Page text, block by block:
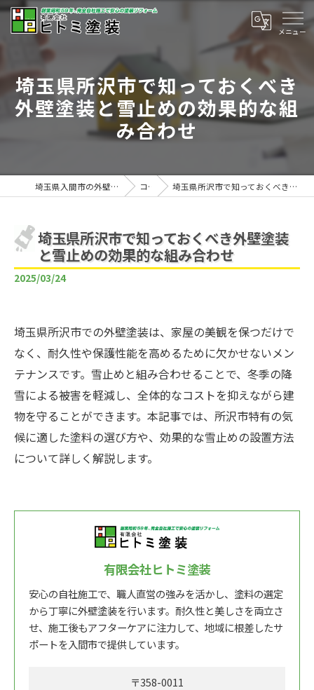
埼玉県所沢市で知っておくべき
外壁塗装と雪止めの効果的な組
み合わせ
埼玉県入間市の外壁塗装は有限会社ヒトミ塗装 コラム 埼玉県所沢市で知っておくべき外壁塗装と雪止めの効果的な組み合わせ
埼玉県所沢市で知っておくべき外壁塗装
と雪止めの効果的な組み合わせ
2025/03/24
埼玉県所沢市での外壁塗装は、家屋の美観を保つだけで
なく、耐久性や保護性能を高めるために欠かせないメン
テナンスです。雪止めと組み合わせることで、冬季の降
雪による被害を軽減し、全体的なコストを抑えながら建
物を守ることができます。本記事では、所沢市特有の気
候に適した塗料の選び方や、効果的な雪止めの設置方法
について詳しく解説します。
有限会社ヒトミ塗装
安心の自社施工で、職人直営の強みを活かし、塗料の選定
から丁寧に外壁塗装を行います。耐久性と美しさを両立さ
せ、施工後もアフターケアに注力して、地域に根差したサ
ポートを入間市で提供しています。
〒358-0011